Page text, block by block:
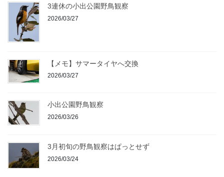
3連休の小出公園野鳥観察
2026/03/27
【メモ】サマータイヤへ交換
2026/03/27
小出公園野鳥観察
2026/03/26
3月初旬の野鳥観察はぱっとせず
2026/03/24